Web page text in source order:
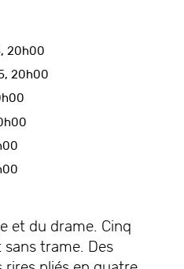
20h00
20h00
et du drame. Cinq
trame. Des